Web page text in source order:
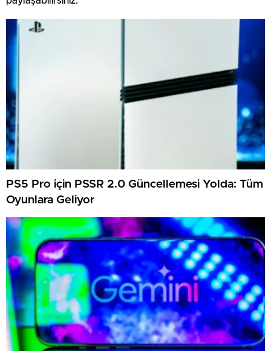
PS5 Pro için PSSR 2.0 Güncellemesi Yolda: Tüm
Oyunlara Geliyor